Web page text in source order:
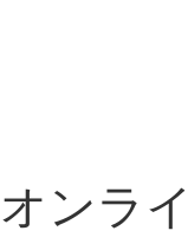
ンラ